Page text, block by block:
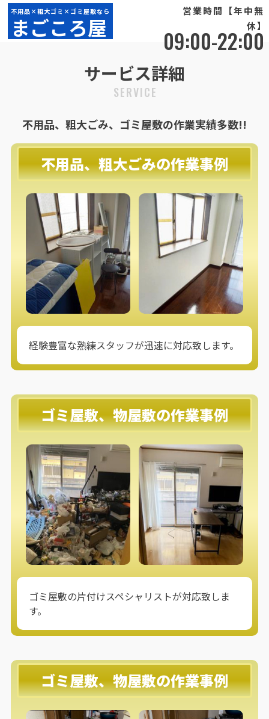
不用品×粗大ゴミ×ゴミ屋敷なら
まごころ屋
営業時間【年中無
休】
09:00-22:00
サービス詳細
SERVICE
不用品、粗大ごみ、ゴミ屋敷の作業実績多数!!
不用品、粗大ごみの作業事例
経験豊富な熟練スタッフが迅速に対応致します。
ゴミ屋敷、物屋敷の作業事例
ゴミ屋敷の片付けスペシャリストが対応致しま
す。
ゴミ屋敷、物屋敷の作業事例